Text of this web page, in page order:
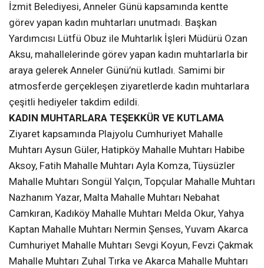
İzmit Belediyesi, Anneler Günü kapsamında kentte
görev yapan kadın muhtarları unutmadı. Başkan
Yardımcısı Lütfü Obuz ile Muhtarlık İşleri Müdürü Ozan
Aksu, mahallelerinde görev yapan kadın muhtarlarla bir
araya gelerek Anneler Günü’nü kutladı. Samimi bir
atmosferde gerçekleşen ziyaretlerde kadın muhtarlara
çeşitli hediyeler takdim edildi.
KADIN MUHTARLARA TEŞEKKÜR VE KUTLAMA
Ziyaret kapsamında Plajyolu Cumhuriyet Mahalle
Muhtarı Aysun Güler, Hatipköy Mahalle Muhtarı Habibe
Aksoy, Fatih Mahalle Muhtarı Ayla Komza, Tüysüzler
Mahalle Muhtarı Songül Yalçın, Topçular Mahalle Muhtarı
Nazhanım Yazar, Malta Mahalle Muhtarı Nebahat
Camkıran, Kadıköy Mahalle Muhtarı Melda Okur, Yahya
Kaptan Mahalle Muhtarı Nermin Şenses, Yuvam Akarca
Cumhuriyet Mahalle Muhtarı Sevgi Koyun, Fevzi Çakmak
Mahalle Muhtarı Zuhal Tırka ve Akarca Mahalle Muhtarı